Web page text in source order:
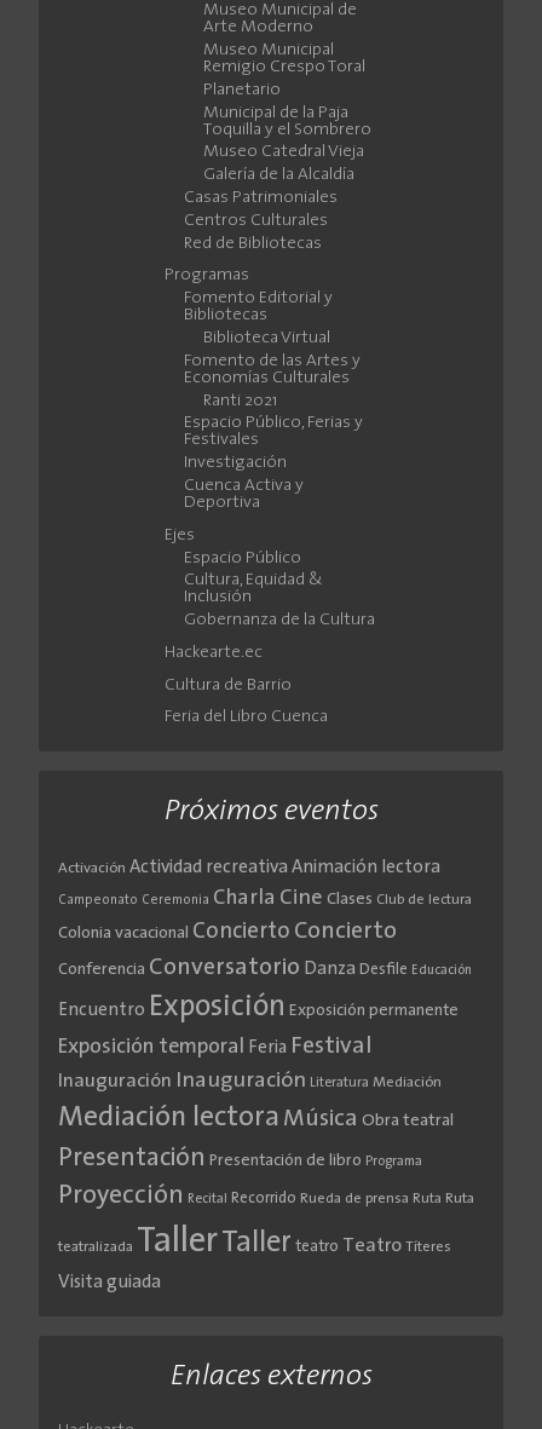
Museo Municipal de
Arte Moderno
Museo Municipal
Remigio Crespo Toral
Planetario
Municipal de la Paja
Toquilla y el Sombrero
Museo Catedral Vieja
Galería de la Alcaldía
Casas Patrimoniales
Centros Culturales
Red de Bibliotecas
Programas
Fomento Editorial y
Bibliotecas
Biblioteca Virtual
Fomento de las Artes y
Economías Culturales
Ranti 2021
Espacio Público, Ferias y
Festivales
Investigación
Cuenca Activa y
Deportiva
Ejes
Espacio Público
Cultura, Equidad &
Inclusión
Gobernanza de la Cultura
Hackearte.ec
Cultura de Barrio
Feria del Libro Cuenca
Próximos eventos
Activación Actividad recreativa Animación lectora
Campeonato Ceremonia Charla Cine Clases Club de lectura
Colonia vacacional Concierto Concierto
Conferencia Conversatorio Danza Desfile Educación
Encuentro Exposición Exposición permanente
Exposición temporal Feria Festival
Inauguración Inauguración Literatura Mediación
Mediación lectora Música Obra teatral
Presentación Presentación de libro Programa
Proyección Recital Recorrido Rueda de prensa Ruta Ruta
teatralizada Taller Taller teatro Teatro Títeres
Visita guiada
Enlaces externos